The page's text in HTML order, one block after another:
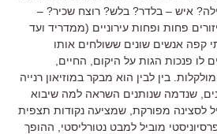
איש – בלדר? בלש? רוצח שכיר? –
פחות ופחות עירוניים (ממדריד ועד
קפה אנשים שונים ששולחים אותו
לו פנכות הגות על היקום, החיים,
בין לבין הוא מבקר במוזיאון רנייה
שנדמה שנותנים השראה למה שיבוא
לסצינה מפורקת, שמציעה נקודות תצפית
מוביל למבט נטורליסטי, ההופך